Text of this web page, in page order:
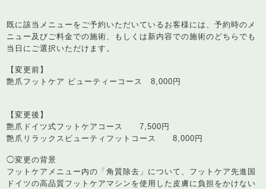
既に該当メニューをご予約いただいているお客様には、予約時のメ
ニュー及びご料金での施術、もしくは新内容での施術のどちらでも
当日にご選択いただけます。
【変更前】
艶爪フットケア ビューティーコース 8,000円
【変更後】
艶爪ドイツ式フットケアコース 7,500円
艶爪リラックスビューティフットコース 8,000円
◯変更の背景
フットケアメニュー内の「角質除去」について、フットケア先進国
ドイツの高品質フットケアマシンを使用した皮膚に負担をかけない